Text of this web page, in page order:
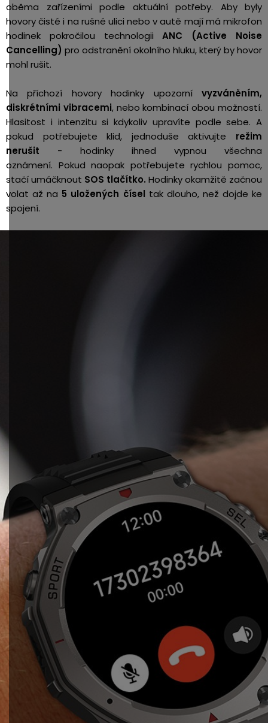
oběma zařízeními podle aktuální potřeby. Aby byly
hovory čisté i na rušné ulici nebo v autě mají má mikrofon
hodinek pokročilou technologiiANC (Active Noise
Cancelling) pro odstranění okolního hluku, který by hovor
mohl rušit.
Na příchozí hovory hodinky upozorní vyzváněním,
diskrétními vibracemi, nebo kombinací obou možností.
Hlasitost i intenzitu si kdykoliv upravíte podle sebe. A
pokud potřebujete klid, jednoduše aktivujte režim
nerušit - hodinky ihned vypnou všechna
oznámení. Pokud naopak potřebujete rychlou pomoc,
stačí umáčknout SOS tlačítko. Hodinky okamžitě začnou
volat až na 5 uložených čísel tak dlouho, než dojde ke
spojení.